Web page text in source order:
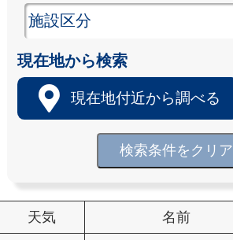
現在地から検索
現在地付近から調べる
検索条件をクリア
天気 名前